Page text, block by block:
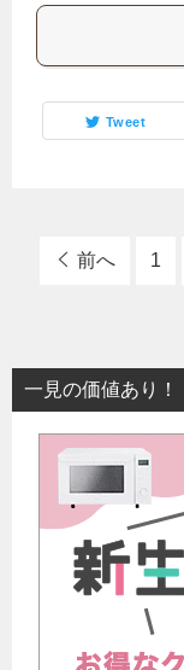
Tweet
前へ 1
一見の価値あり！